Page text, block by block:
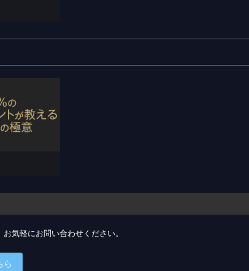
気軽にお問い合わせください。
ら